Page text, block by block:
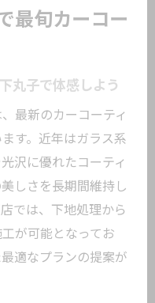
と連携したサービ
るカーコーティン
立つ最新トレンド
で注目の技術と特
カーコーティング
判とトレンドの関
最旬カーコー
丸子で体感しよう
最新のカーコーティ
す。近年はガラス系
沢に優れたコーティ
しさを長期間維持し
では、下地処理から
が可能となってお
適なプランの提案が